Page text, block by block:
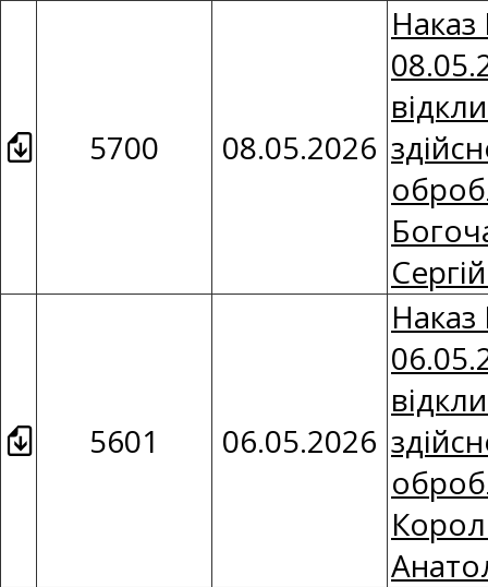
5700 08.05.2026
Наказ
5601 06.05.2026
Наказ